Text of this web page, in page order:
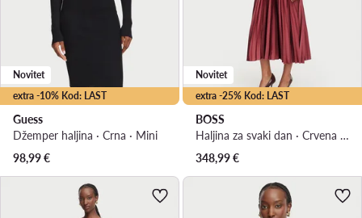
extra -10% Kod: LAST
Novitet
Guess
Džemper haljina · Crna · Mini
98,99€
extra -25% Kod: LAST
Novitet
BOSS
Haljina za svaki dan · Crvena · Midi
348,99€